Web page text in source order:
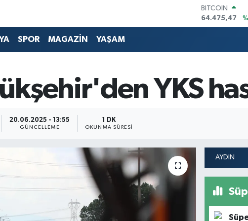
DOLAR
47,5971
EURO
6527.85
BİST100
13.703
%11
SPOR MAGAZİN YAŞAM
YKS
20.06.2025 - 13:55
GÜNCELLEME
1 DK
OKUNMA SÜRESI